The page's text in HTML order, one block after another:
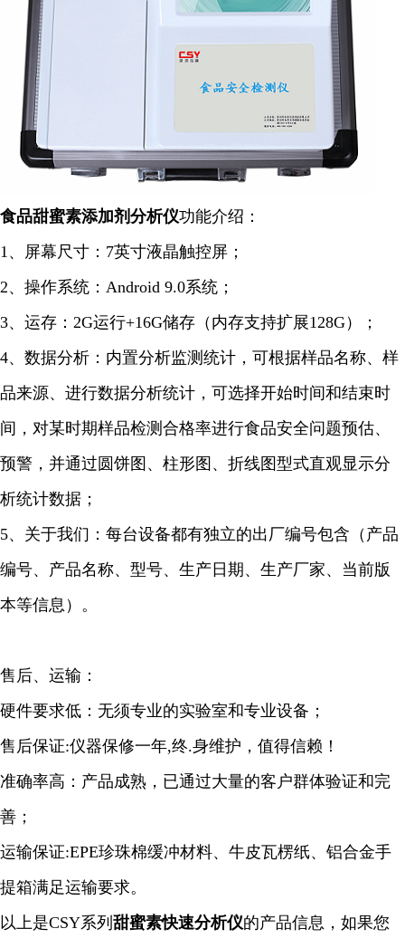
食品甜蜜素添加剂分析仪功能介绍：
1、屏幕尺寸：7英寸液晶触控屏；
2、操作系统：Android 9.0系统；
3、运存：2G运行+16G储存（内存支持扩展128G）；
4、 数据分析：内置分析监测统计，可根据样品名称、样
品来源、进行数据分析统计，可选择开始时间和结束时
间，对某时期样品检测合格率进行食品安全问题预估、
预警，并通过圆饼图、柱形图、折线图型式直观显示分
析统计数据；
5、关于我们：每台设备都有独立的出厂编号包含（产品
编号、产品名称、型号、生产日期、生产厂家、当前版
本等信息）。
售后、运输：
硬件要求低：无须专业的实验室和专业设备；
售后保证:仪器保修一年,终.身维护，值得信赖！
准确率高：产品成熟，已通过大量的客户群体验证和完
善；
运输保证:EPE珍珠棉缓冲材料、牛皮瓦楞纸、铝合金手
提箱满足运输要求。
以上是CSY系列 甜蜜素快速分析仪的产品信息，如果您